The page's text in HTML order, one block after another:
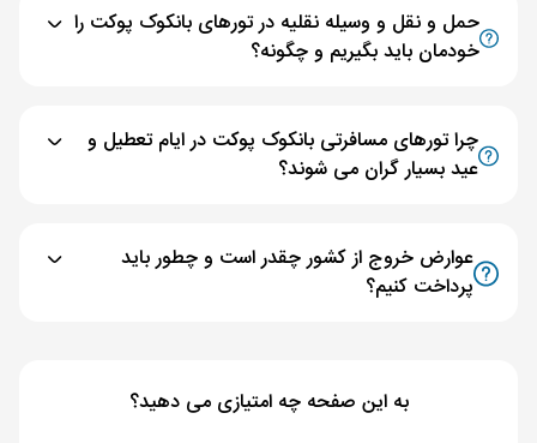
حمل و نقل و وسیله نقلیه در تورهای بانکوک پوکت را
خودمان باید بگیریم و چگونه؟
چرا تورهای مسافرتی بانکوک پوکت در ایام تعطیل و
عید بسیار گران می شوند؟
عوارض خروج از کشور چقدر است و چطور باید
پرداخت کنیم؟
به این صفحه چه امتیازی می دهید؟